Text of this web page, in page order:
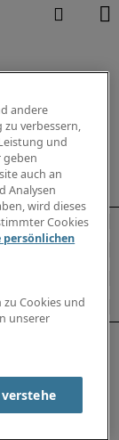
andere
verbessern,
und
geben
auch an
Analysen
wird dieses
Cookies
persönlichen
Cookies und
unserer